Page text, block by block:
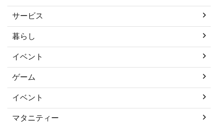
サービス
暮らし
イベント
ゲーム
イベント
マタニティー